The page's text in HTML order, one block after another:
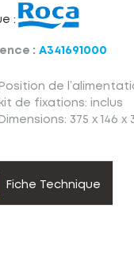
:
: A341691000
Position de
kit de fixations: inclus
Dimensions: 375 x 146 x
Fiche Technique